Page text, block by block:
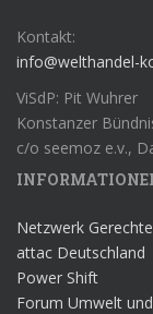
Kontakt:
info@welthandel-
ViSdP: Pit Wuhrer
Konstanzer
c/o seemoz e.v.,
Netzwerk
attac Deutschland
Power Shift
Forum Umwelt